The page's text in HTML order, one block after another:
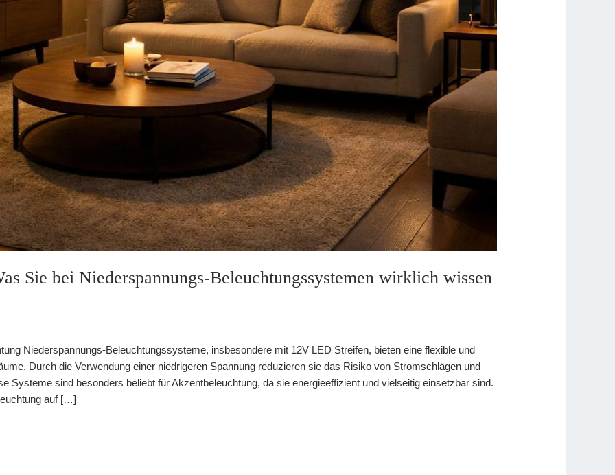
Sie bei Niederspannungs-Beleuchtungssystemen wirklich wissen
Niederspannungs-Beleuchtungssysteme, insbesondere mit 12V LED Streifen, bieten eine flexible und
Durch die Verwendung einer niedrigeren Spannung reduzieren sie das Risiko von Stromschlägen und
Systeme sind besonders beliebt für Akzentbeleuchtung, da sie energieeffizient und vielseitig einsetzbar sind.
auf […]